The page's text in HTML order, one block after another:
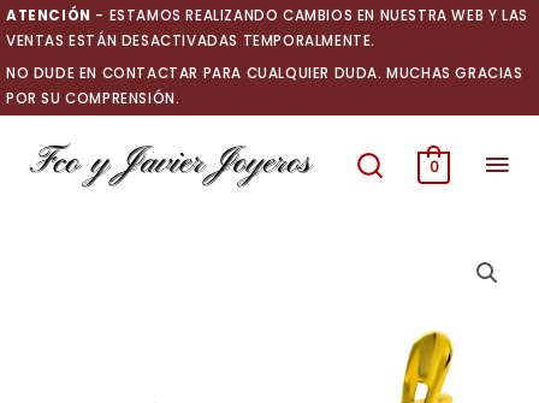
Ir
al
contenido
ATENCIÓN - ESTAMOS REALIZANDO CAMBIOS EN NUESTRA WEB Y LAS
VENTAS ESTÁN DESACTIVADAS TEMPORALMENTE.
NO DUDE EN CONTACTAR PARA CUALQUIER DUDA. MUCHAS GRACIAS
POR SU COMPRENSIÓN.
0